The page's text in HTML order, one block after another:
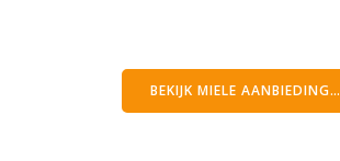
BEKIJK MIELE AANBIEDING…